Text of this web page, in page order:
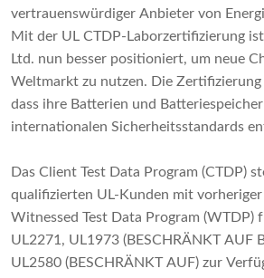
vertrauenswürdiger Anbieter von
Mit der UL CTDP-Laborzertifizierung
Ltd. nun besser positioniert, um neue
Weltmarkt zu nutzen. Die
dass ihre Batterien und
internationalen Sicherheitsstandards
Das Client Test Data Program (CTDP)
qualifizierten UL-Kunden mit
Witnessed Test Data Program (WTDP)
UL2271, UL1973 (BESCHRÄNKT AUF
UL2580 (BESCHRÄNKT AUF) zur